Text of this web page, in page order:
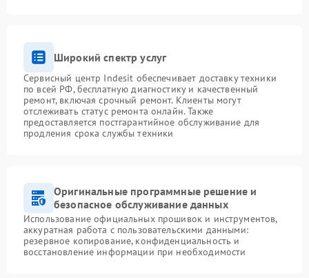
Широкий спектр услуг
Сервисный центр Indesit обеспечивает доставку техники
по всей РФ, бесплатную диагностику и качественный
ремонт, включая срочный ремонт. Клиенты могут
отслеживать статус ремонта онлайн. Также
предоставляется постгарантийное обслуживание для
продления срока службы техники
Оригинальные программные решение и
безопасное обслуживание данных
Использование официальных прошивок и инструментов,
аккуратная работа с пользовательскими данными:
резервное копирование, конфиденциальность и
восстановление информации при необходимости